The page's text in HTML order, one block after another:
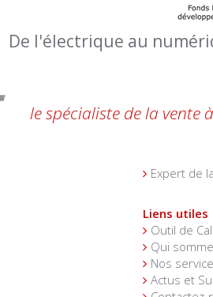
De l'électrique au
le spécialiste de la vente
Expert de
Liens utiles
Outil de
Qui
Nos
Actus et